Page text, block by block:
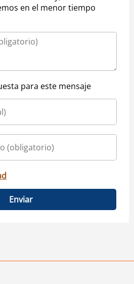
en el menor tiempo
para este mensaje
Enviar